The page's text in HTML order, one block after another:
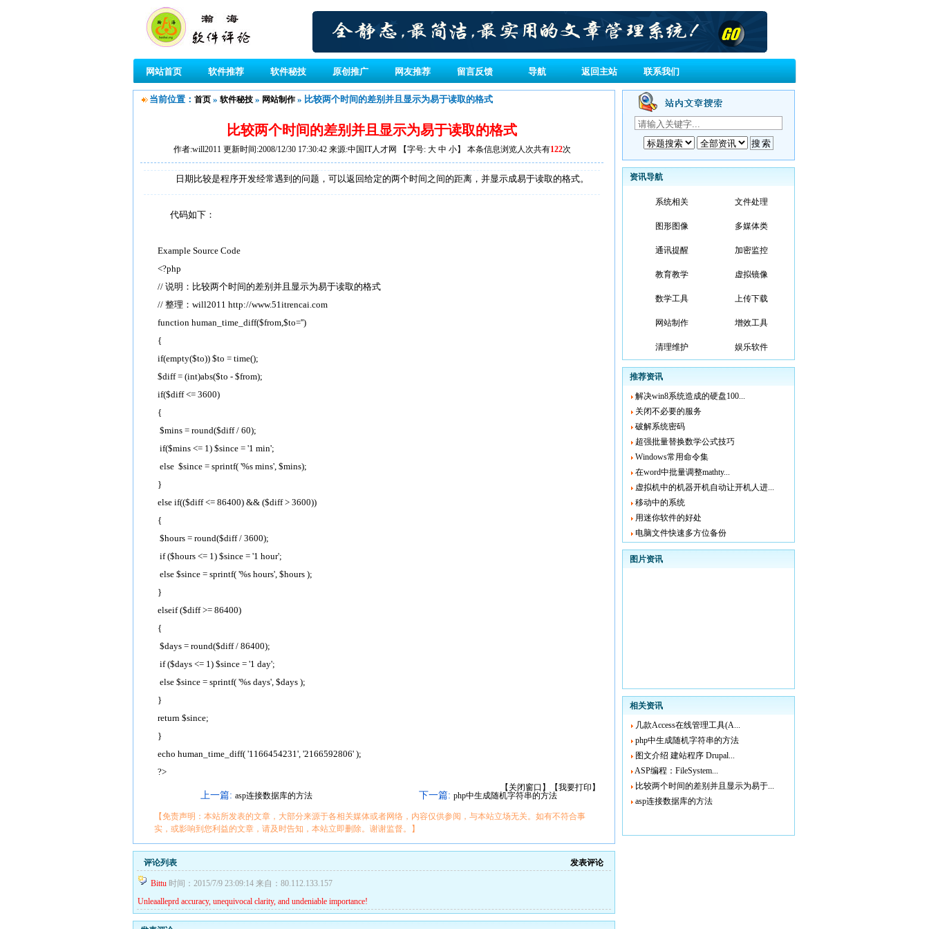
网站首页 软件推荐 软件秘技 原创推广 网友推荐 留言反馈 导航 返回主站 联系我们
当前位置： 首页 » 软件秘技 » 网站制作 » 比较两个时间的差别并且显示为易于读取的格式
比较两个时间的差别并且显示为易于读取的格式
作者:will2011 更新时间:2008/12/30 17:30:42 来源:中国IT人才网 【字号: 大 中 小】 本条信息浏览人次共有122次
日期比较是程序开发经常遇到的问题，可以返回给定的两个时间之间的距离，并显示成易于读取的格式。
代码如下：
Example Source Code
<?php
// 说明：比较两个时间的差别并且显示为易于读取的格式
// 整理：will2011 http://www.51itrencai.com
function human_time_diff($from,$to='')
{
if(empty($to)) $to = time();
$diff = (int)abs($to - $from);
if($diff <= 3600)
{
$mins = round($diff / 60);
if($mins <= 1) $since = '1 min';
else $since = sprintf( '%s mins', $mins);
}
else if(($diff <= 86400) && ($diff > 3600))
{
$hours = round($diff / 3600);
if ($hours <= 1) $since = '1 hour';
else $since = sprintf( '%s hours', $hours );
}
elseif ($diff >= 86400)
{
$days = round($diff / 86400);
if ($days <= 1) $since = '1 day';
else $since = sprintf( '%s days', $days );
}
return $since;
}
echo human_time_diff( '1166454231', '2166592806' );
?>
【 关闭窗口 】【我要打印 】
上一篇: asp连接数据库的方法 下一篇: php中生成随机字符串的方法
【免责声明：本站所发表的文章，大部分来源于各相关媒体或者网络，内容仅供参阅，与本站立场无关。如有不符合事
实，或影响到您利益的文章，请及时告知，本站立即删除。谢谢监督。】
发表评论
评论列表
Bittu 时间：2015/7/9 23:09:14 来自：80.112.133.157
Unleaalleprd accuracy, unequivocal clarity, and undeniable importance!
资讯导航
系统相关 文件处理
图形图像 多媒体类
通讯提醒 加密监控
教育教学 虚拟镜像
数学工具 上传下载
网站制作 增效工具
清理维护 娱乐软件
推荐资讯
解决win8系统造成的硬盘100...
关闭不必要的服务
破解系统密码
超强批量替换数学公式技巧
Windows常用命令集
在word中批量调整mathty...
虚拟机中的机器开机自动让开机人进...
移动中的系统
用迷你软件的好处
电脑文件快速多方位备份
图片资讯
相关资讯
几款Access在线管理工具(A...
php中生成随机字符串的方法
图文介绍 建站程序 Drupal...
ASP编程：FileSystem...
比较两个时间的差别并且显示为易于...
asp连接数据库的方法